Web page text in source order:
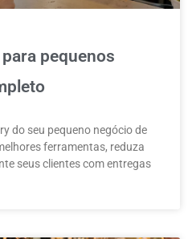
pequenos
do seu pequeno negócio de
ferramentas, reduza
seus clientes com entregas